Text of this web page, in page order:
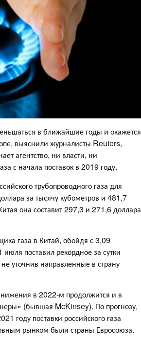
в ближайшие годы и окажется
выяснили журналисты Reuters,
агентство, ни власти, ни
с начала поставок в 2019 году.
трубопроводного газа для
за тысячу кубометров и 481,7
она составит 297,3 и 271,6 доллара
газа в Китай, обойдя с 3,09
поставил рекордное за сутки
уточнив направленные в страну
в 2022-м продолжится и в
(бывшая McKinsey). По прогнозу,
году поставки российского газа
рынком были страны Евросоюза.